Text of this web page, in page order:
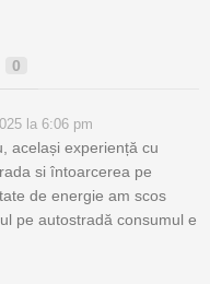
0
la 6:06 pm
același experiență cu
si întoarcerea pe
de energie am scos
pe autostradă consumul e